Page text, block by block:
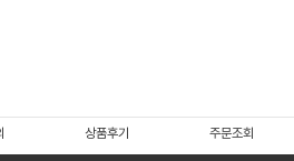
상품후기 주문조회